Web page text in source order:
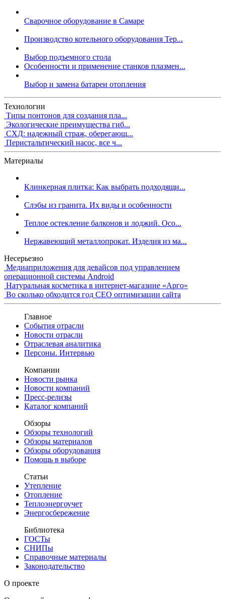
Сварочное оборудование в Самаре
Производство котельного оборудования Тер...
Выбор подъемного стола
Особенности и применение станков плазмен...
Выбор и замена батареи отопления
Технологии
Типы понтонов для создания пла...
Экологические преимущества гиб...
СХД: надежный страж, оберегающ...
Перистальтический насос, все ч...
Материалы
Клинкерная плитка: Как выбрать подходящи...
Слэбы из гранита. Их виды и особенности
Теплое остекление балконов и лоджий. Осо...
Нержавеющий металлопрокат. Изделия из ма...
Несерьезно
Медиаприложения для девайсов под управлением
операционной системы Android
Натуральная косметика в интернет-магазине «Арго»
Во сколько обходится год СЕО оптимизации сайта
Главное
События отрасли
Новости отрасли
Отраслевая аналитика
Персоны. Интервью
Компании
Новости рынка
Новости компаний
Пресс-релизы
Каталог компаний
Обзоры
Обзоры технологий
Обзоры материалов
Обзоры оборудования
Помощь в выборе
Статьи
Утепление
Отопление
Теплоэнергоучет
Энергосбережение
Библиотека
ГОСТы
СНИПы
Справочные материалы
Законодательство
О проекте